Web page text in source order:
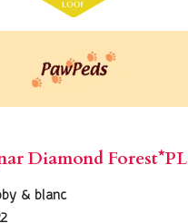
Diamond Forest*PL
& blanc